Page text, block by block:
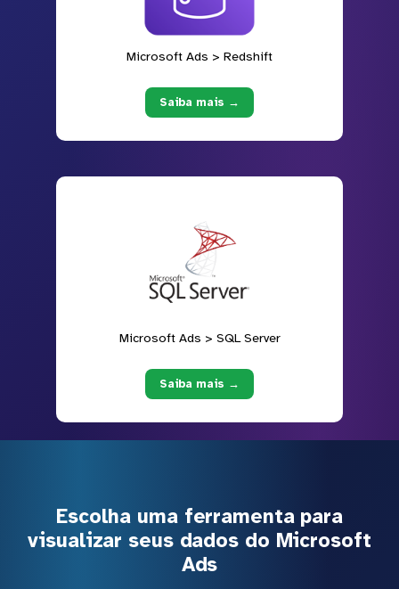
Microsoft Ads > Redshift
Saiba mais →
Microsoft Ads > SQL Server
Saiba mais →
Escolha uma ferramenta para
visualizar seus dados do Microsoft
Ads